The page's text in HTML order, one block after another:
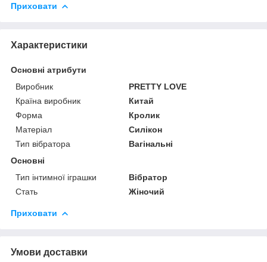
Приховати
Характеристики
Основні атрибути
Виробник
PRETTY LOVE
Країна виробник
Китай
Форма
Кролик
Матеріал
Силікон
Тип вібратора
Вагінальні
Основні
Тип інтимної іграшки
Вібратор
Стать
Жіночий
Приховати
Умови доставки